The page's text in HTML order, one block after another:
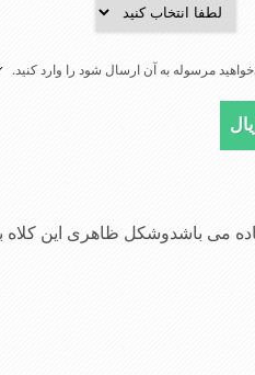
مرسوله به آن ارسال شود را وارد کنید.
باشدوشکل ظاهری این کلاه